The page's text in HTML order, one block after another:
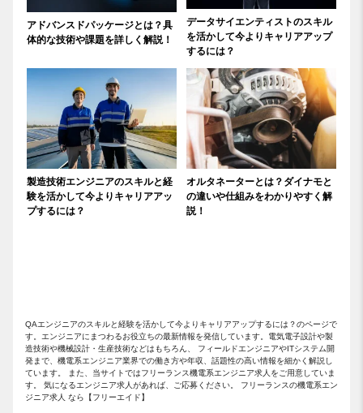
アドバンスドパッケージとは？具
体的な技術や課題を詳しく解説！
データサイエンティストのスキル
を活かして今よりキャリアアップ
するには？
製造技術エンジニアのスキルと経
験を活かして今よりキャリアアッ
プするには？
オルタネーターとは？ダイナモと
の違いや仕組みをわかりやすく解
説！
QAエンジニアのスキルと経験を活かして今よりキャリアアップするには？のページで
す。エンジニアにまつわるお役立ちの最新情報を発信しています。電気電子設計や製
造技術や機械設計・生産技術などはもちろん、 フィールドエンジニアやITシステム開
発まで、機電系エンジニア業界での働き方や年収、話題性の高い情報を細かく解説し
ています。 また、当サイトではフリーランス機電系エンジニア求人をご用意していま
す。 気になるエンジニア求人があれば、ご応募ください。 フリーランスの機電系エン
ジニア求人 なら【フリーエイド】